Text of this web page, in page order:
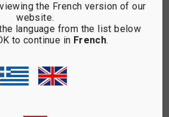
DE
STATIONNEMENT
the French version of our
website.
language from the list below
to continue in French.